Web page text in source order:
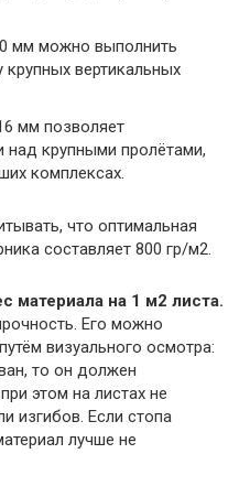
мм можно выполнить
вертикальных
мм позволяет
крупными пролётами,
комплексах.
что оптимальная
составляет 800 гр/м2.
материала на 1 м2 листа.
Его можно
визуального осмотра:
то он должен
этом на листах не
изгибов. Если стопа
лучше не